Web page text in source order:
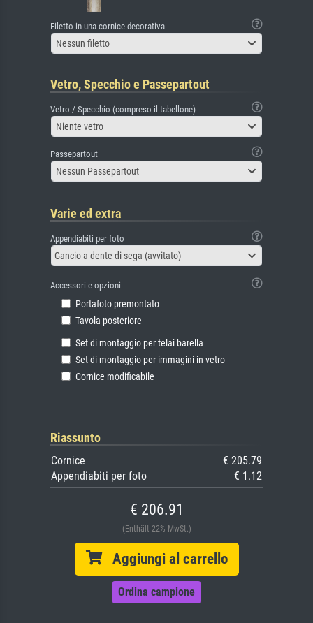
Filetto in una cornice decorativa
Nessun filetto
Vetro, Specchio e Passepartout
Vetro / Specchio (compreso il tabellone)
Niente vetro
Passepartout
Nessun Passepartout
Varie ed extra
Appendiabiti per foto
Gancio a dente di sega (avvitato)
Accessori e opzioni
Portafoto premontato
Tavola posteriore
Set di montaggio per telai barella
Set di montaggio per immagini in vetro
Cornice modificabile
Riassunto
Cornice
€ 205.79
Appendiabiti per foto
€ 1.12
€ 206.91
(Enthält 22% MwSt.)
Aggiungi al carrello
Ordina campione